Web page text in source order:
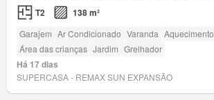
T2 138 m²
Garajem Ar Condicionado Varanda Aquecimento
Área das crianças Jardim Grelhador
Há 17 dias
SUPERCASA - REMAX SUN EXPANSÃO